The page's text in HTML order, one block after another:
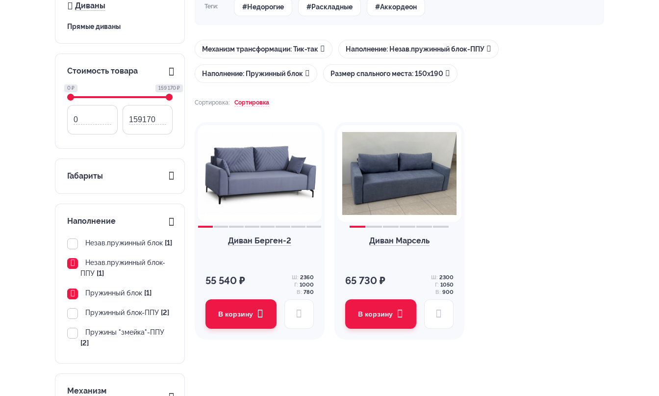
Диваны
Прямые диваны
Стоимость товара
0 ₽ 159 170 ₽
Габариты
Наполнение
Незав.пружинный блок [1]
Незав.пружинный блок-
ППУ [1]
Пружинный блок [1]
Пружинный блок-ППУ [2]
Пружины "змейка"-ППУ
[2]
Механизм
Теги: #Недорогие #Раскладные #Аккордеон
Механизм трансформации: Тик-так Наполнение: Незав.пружинный блок-ППУ
Наполнение: Пружинный блок Размер спального места: 150х190
Сортировка: Сортировка
Диван Берген-2
55 540 ₽ Ш: 2360
Г: 1000
В: 780
В корзину
Диван Марсель
65 730 ₽ Ш: 2300
Г: 1050
В: 900
В корзину